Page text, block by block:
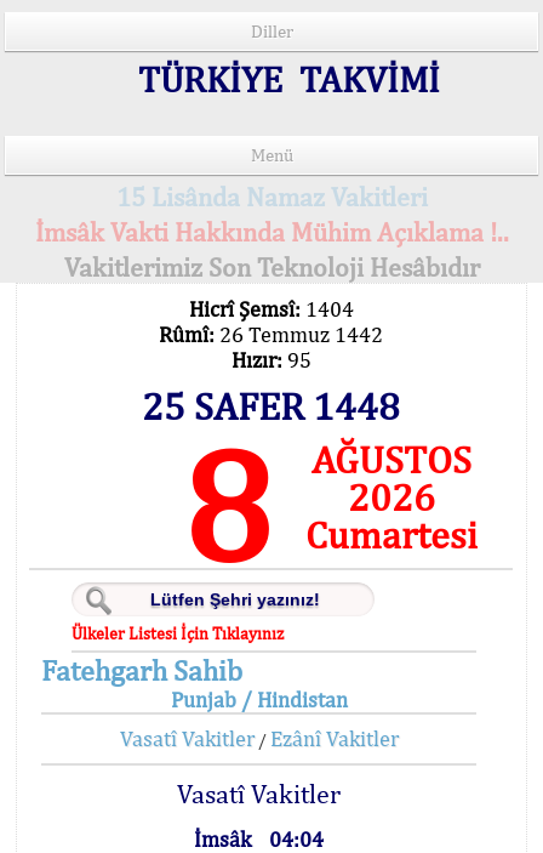
Diller
TÜRKİYE TAKVİMİ
Menü
15 Lisânda Namaz Vakitleri
İmsâk Vakti Hakkında Mühim Açıklama !..
Vakitlerimiz Son Teknoloji Hesâbıdır
Hicrî Şemsî: 1404
Rûmî: 26 Temmuz 1442
Hızır: 95
25 SAFER 1448
8
AĞUSTOS
2026
Cumartesi
Ülkeler Listesi İçin Tıklayınız
Fatehgarh Sahib
Punjab / Hindistan
Vasatî Vakitler/ Ezânî Vakitler
Vasatî Vakitler
İmsâk
04:04